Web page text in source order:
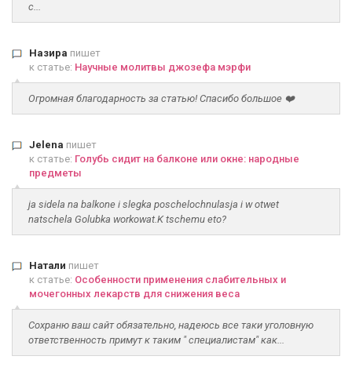
с...
Назира пишет
к статье: Научные молитвы джозефа мэрфи
Огромная благодарность за статью! Спасибо большое ❤️
Jelena пишет
к статье: Голубь сидит на балконе или окне: народные
предметы
ja sidela na balkone i slegka poschelochnulasja i w otwet
natschela Golubka workowat.K tschemu eto?
Натали пишет
к статье: Особенности применения слабительных и
мочегонных лекарств для снижения веса
Сохраню ваш сайт обязательно, надеюсь все таки уголовную
ответственность примут к таким " специалистам" как...